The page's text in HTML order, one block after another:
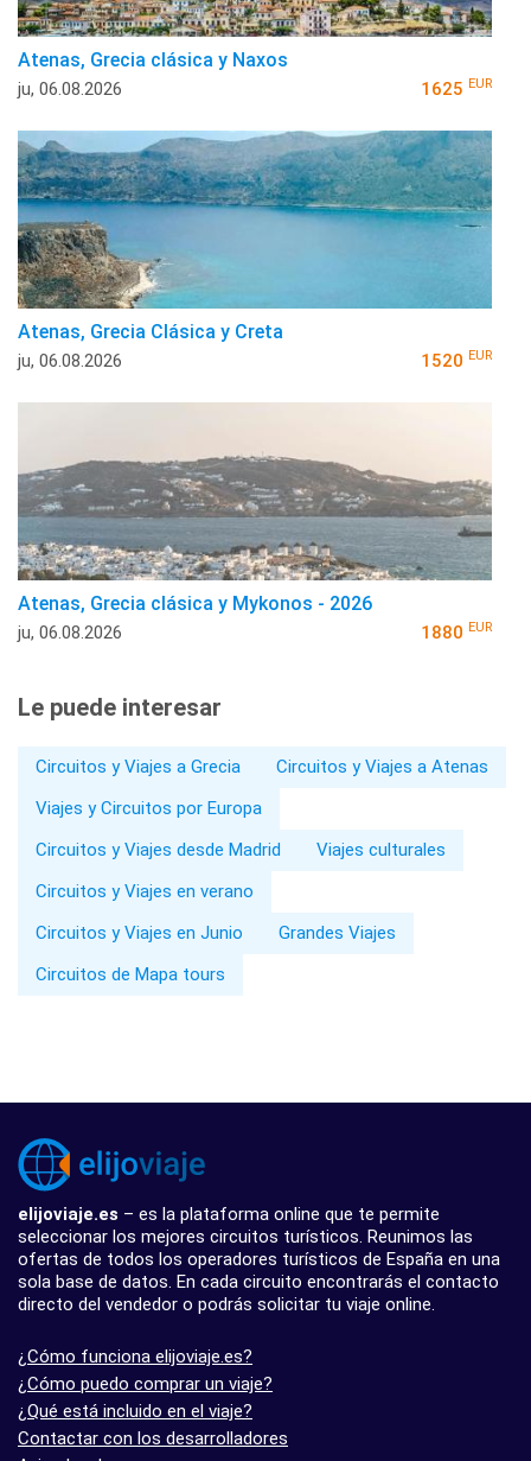
Atenas, Grecia clásica y Naxos
ju, 06.08.2026 1625 EUR
Atenas, Grecia Clásica y Creta
ju, 06.08.2026 1520 EUR
Atenas, Grecia clásica y Mykonos - 2026
ju, 06.08.2026 1880 EUR
Le puede interesar
Circuitos y Viajes a Grecia
Circuitos y Viajes a Atenas
Viajes y Circuitos por Europa
Circuitos y Viajes desde Madrid
Viajes culturales
Circuitos y Viajes en verano
Circuitos y Viajes en Junio
Grandes Viajes
Circuitos de Mapa tours
elijoviaje.es – es la plataforma online que te permite
seleccionar los mejores circuitos turísticos. Reunimos las
ofertas de todos los operadores turísticos de España en una
sola base de datos. En cada circuito encontrarás el contacto
directo del vendedor o podrás solicitar tu viaje online.
¿Cómo funciona elijoviaje.es?
¿Cómo puedo comprar un viaje?
¿Qué está incluido en el viaje?
Contactar con los desarrolladores